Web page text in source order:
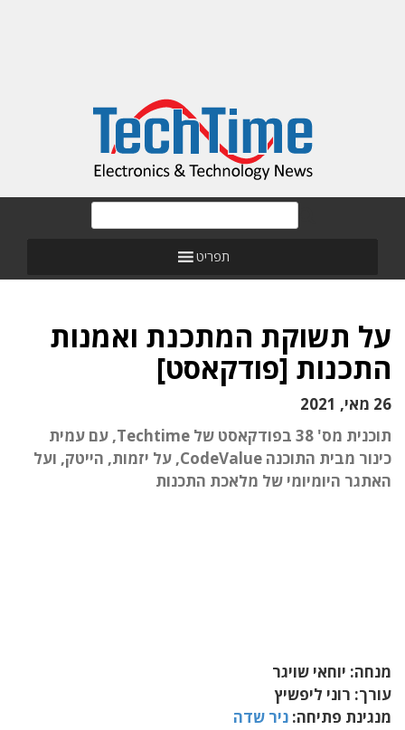
תפריט
על תשוקת המתכנת ואמנות
התכנות [פודקאסט]
26 מאי, 2021
תוכנית מס' 38 בפודקאסט של Techtime, עם עמית
כינור מבית התוכנה CodeValue, על יזמות, הייטק, ועל
האתגר היומיומי של מלאכת התכנות
מנחה: יוחאי שויגר
עורך: רוני ליפשיץ
מנגינת פתיחה: ניר שדה